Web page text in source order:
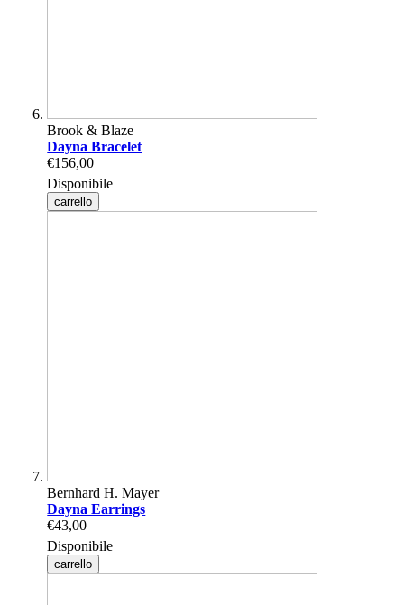
Brook & Blaze
Dayna Bracelet
€156,00
Disponibile
carrello
Bernhard H. Mayer
Dayna Earrings
€43,00
Disponibile
carrello